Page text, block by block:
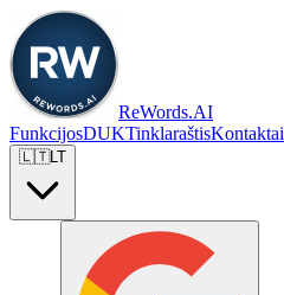
ReWords.AI
FunkcijosDUKTinklaraštisKontaktai
🇱🇹LT